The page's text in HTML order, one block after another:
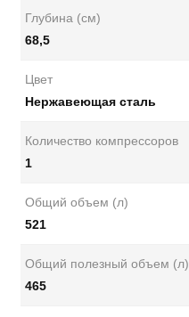
Глубина (см)
68,5
Цвет
Нержавеющая сталь
Количество компрессоров
1
Общий объем (л)
521
Общий полезный объем (л)
465